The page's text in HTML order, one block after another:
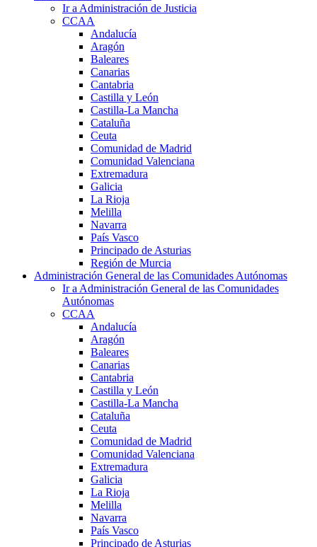
Ir a Administración de Justicia
CCAA
Andalucía
Aragón
Baleares
Canarias
Cantabria
Castilla y León
Castilla-La Mancha
Cataluña
Ceuta
Comunidad de Madrid
Comunidad Valenciana
Extremadura
Galicia
La Rioja
Melilla
Navarra
País Vasco
Principado de Asturias
Región de Murcia
Administración General de las Comunidades Autónomas
Ir a Administración General de las Comunidades
Autónomas
CCAA
Andalucía
Aragón
Baleares
Canarias
Cantabria
Castilla y León
Castilla-La Mancha
Cataluña
Ceuta
Comunidad de Madrid
Comunidad Valenciana
Extremadura
Galicia
La Rioja
Melilla
Navarra
País Vasco
Principado de Asturias